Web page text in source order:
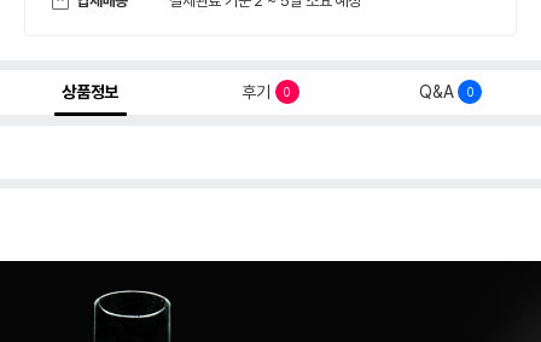
상품정보 후기 0 Q&A 0